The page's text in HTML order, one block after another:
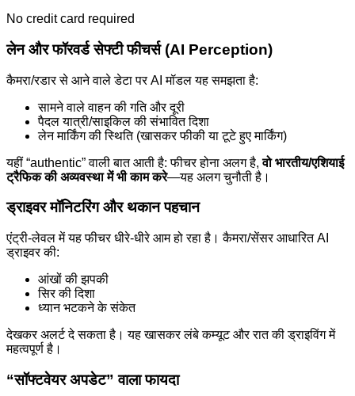
No credit card required
लेन और फॉरवर्ड सेफ्टी फीचर्स (AI Perception)
कैमरा/रडार से आने वाले डेटा पर AI मॉडल यह समझता है:
सामने वाले वाहन की गति और दूरी
पैदल यात्री/साइकिल की संभावित दिशा
लेन मार्किंग की स्थिति (खासकर फीकी या टूटे हुए मार्किंग)
यहीं “authentic” वाली बात आती है: फीचर होना अलग है,वो भारतीय/एशियाई
ट्रैफिक की अव्यवस्था में भी काम करे—यह अलग चुनौती है।
ड्राइवर मॉनिटरिंग और थकान पहचान
एंट्री-लेवल में यह फीचर धीरे-धीरे आम हो रहा है। कैमरा/सेंसर आधारित AI
ड्राइवर की:
आंखों की झपकी
सिर की दिशा
ध्यान भटकने के संकेत
देखकर अलर्ट दे सकता है। यह खासकर लंबे कम्यूट और रात की ड्राइविंग में
महत्वपूर्ण है।
“सॉफ्टवेयर अपडेट” वाला फायदा